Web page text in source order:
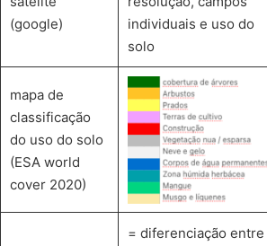
(google)
individuais e uso do
solo
mapa de
classificação
do uso do solo
(ESA world
cover 2020)
= diferenciação entre